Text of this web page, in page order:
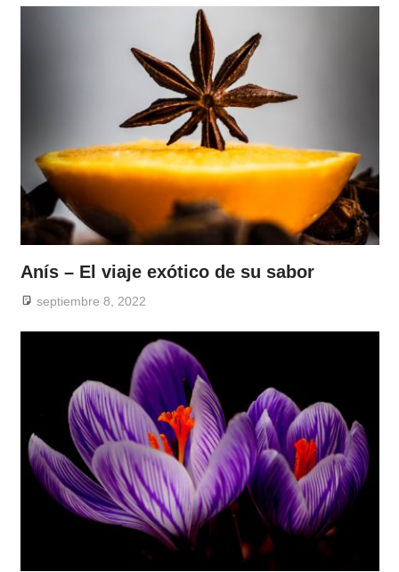
Anís – El viaje exótico de su sabor
septiembre 8, 2022